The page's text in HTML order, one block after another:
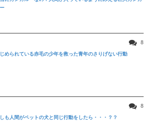
8
められている赤毛の少年を救った青年のさりげない行動
8
も人間がペットの犬と同じ行動をしたら・・・？？